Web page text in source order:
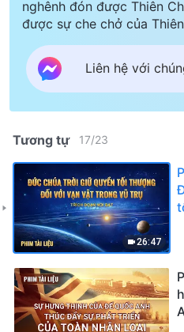
nghênh đón được Thiên
được sự che chở của
Liên hệ với
Tương tự 17/23
26:47